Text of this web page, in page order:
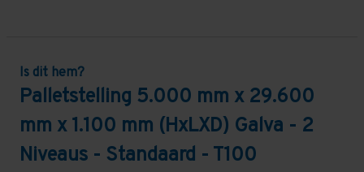
Is dit hem?
Palletstelling 5.000 mm x 29.600
mm x 1.100 mm (HxLXD) Galva - 2
Niveaus - Standaard - T100